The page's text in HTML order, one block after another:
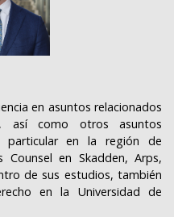
en asuntos relacionados
así como otros asuntos
particular en la región de
Counsel en Skadden, Arps,
de sus estudios, también
en la Universidad de